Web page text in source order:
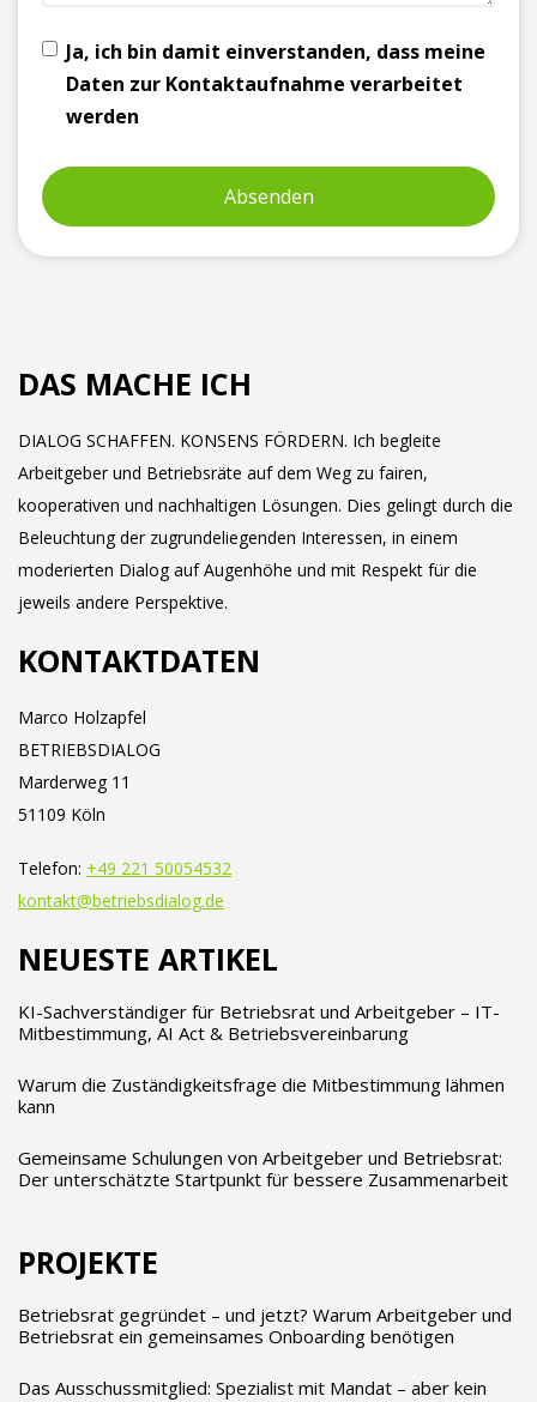
Ja, ich bin damit einverstanden, dass meine
Daten zur Kontaktaufnahme verarbeitet
werden
DAS MACHE ICH
DIALOG SCHAFFEN. KONSENS FÖRDERN. Ich begleite
Arbeitgeber und Betriebsräte auf dem Weg zu fairen,
kooperativen und nachhaltigen Lösungen. Dies gelingt durch die
Beleuchtung der zugrundeliegenden Interessen, in einem
moderierten Dialog auf Augenhöhe und mit Respekt für die
jeweils andere Perspektive.
KONTAKTDATEN
Marco Holzapfel
BETRIEBSDIALOG
Marderweg 11
51109 Köln
Telefon: +49 221 50054532
kontakt@betriebsdialog.de
NEUESTE ARTIKEL
KI-Sachverständiger für Betriebsrat und Arbeitgeber – IT-
Mitbestimmung, AI Act & Betriebsvereinbarung
Warum die Zuständigkeitsfrage die Mitbestimmung lähmen
kann
Gemeinsame Schulungen von Arbeitgeber und Betriebsrat:
Der unterschätzte Startpunkt für bessere Zusammenarbeit
PROJEKTE
Betriebsrat gegründet – und jetzt? Warum Arbeitgeber und
Betriebsrat ein gemeinsames Onboarding benötigen
Das Ausschussmitglied: Spezialist mit Mandat – aber kein